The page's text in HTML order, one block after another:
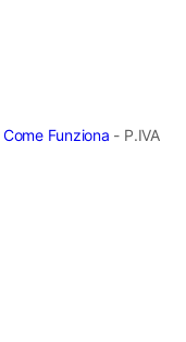
Come Funziona - P.IVA